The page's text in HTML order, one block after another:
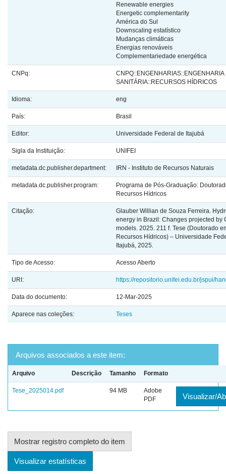
Renewable energies
Energetic complementarity
América do Sul
Downscaling estatístico
Mudanças climáticas
Energias renováveis
Complementariedade energética
CNPq:
CNPQ::ENGENHARIAS::ENGENHARIA
SANITÁRIA::RECURSOS HÍDRICOS
Idioma: eng
País: Brasil
Editor: Universidade Federal de Itajubá
Sigla da Instituição: UNIFEI
metadata.dc.publisher.department: IRN - Instituto de Recursos Naturais
metadata.dc.publisher.program:
Programa de Pós-Graduação:
Recursos Hídricos
Citação:
Glauber Willian de Souza Ferreira.
energy in Brazil: Changes projected by
models. 2025. 211 f. Tese (Doutorado
Recursos Hídricos) – Universidade
Itajubá, 2025.
Tipo de Acesso: Acesso Aberto
URI: https://repositorio.unifei.edu.br/jspui/
Data do documento: 12-Mar-2025
Aparece nas coleções: Teses
Arquivos associados a este item:
Arquivo Descrição Tamanho Formato
Tese_2025014.pdf 94 MB
Adobe
PDF
Visualizar/
Mostrar registro completo do item
Visualizar estatísticas